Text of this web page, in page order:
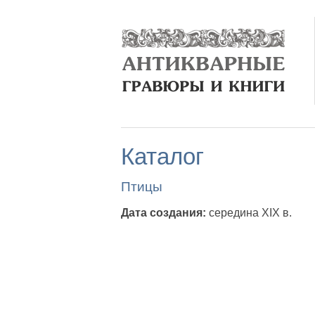
Каталог
Птицы
Дата создания: середина XIX в.